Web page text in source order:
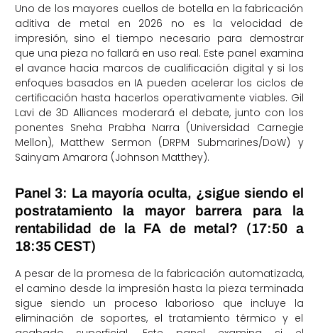
Uno de los mayores cuellos de botella en la fabricación
aditiva de metal en 2026 no es la velocidad de
impresión, sino el tiempo necesario para demostrar
que una pieza no fallará en uso real. Este panel examina
el avance hacia marcos de cualificación digital y si los
enfoques basados en IA pueden acelerar los ciclos de
certificación hasta hacerlos operativamente viables. Gil
Lavi de 3D Alliances moderará el debate, junto con los
ponentes Sneha Prabha Narra (Universidad Carnegie
Mellon), Matthew Sermon (DRPM Submarines/DoW) y
Sainyam Amarora (Johnson Matthey).
Panel 3: La mayoría oculta, ¿sigue siendo el
postratamiento la mayor barrera para la
rentabilidad de la FA de metal? (17:50 a
18:35 CEST)
A pesar de la promesa de la fabricación automatizada,
el camino desde la impresión hasta la pieza terminada
sigue siendo un proceso laborioso que incluye la
eliminación de soportes, el tratamiento térmico y el